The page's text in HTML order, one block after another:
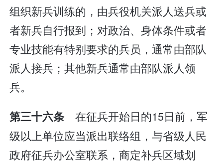
组织新兵训练的，由兵役机关派人送兵或
者新兵自行报到；对政治、身体条件或者
专业技能有特别要求的兵员，通常由部队
派人接兵；其他新兵通常由部队派人领
兵。
第三十六条 在征兵开始日的15日前，军
级以上单位应当派出联络组，与省级人民
政府征兵办公室联系，商定补兵区域划